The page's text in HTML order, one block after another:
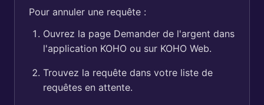
Pour annuler une requête :
Ouvrez la page Demander de l'argent dans
l'application KOHO ou sur KOHO Web.
Trouvez la requête dans votre liste de
requêtes en attente.